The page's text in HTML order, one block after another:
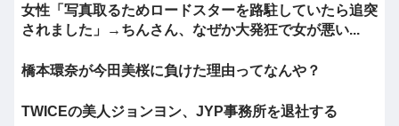
女性「写真取るためロードスターを路駐していたら追突
されました」→ちんさん、なぜか大発狂で女が悪い...
橋本環奈が今田美桜に負けた理由ってなんや？
TWICEの美人ジョンヨン、JYP事務所を退社する